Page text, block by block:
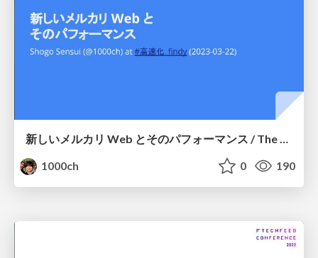
新しいメルカリ Web とそのパフォーマンス / The New Mercari Web and its performance
1000ch
0 190